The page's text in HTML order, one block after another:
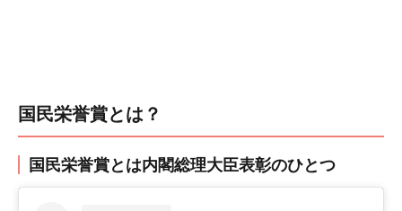
国民栄誉賞とは？
国民栄誉賞とは内閣総理大臣表彰のひとつ